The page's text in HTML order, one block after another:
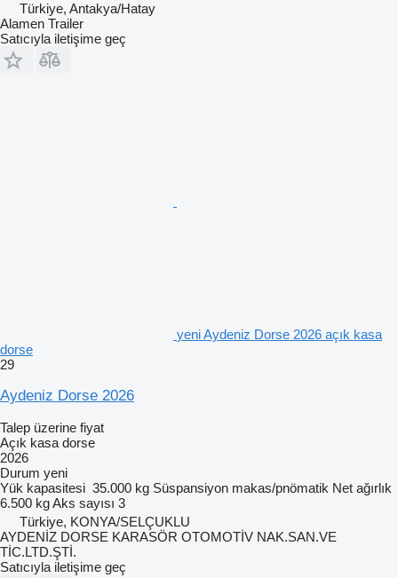
Türkiye, Antakya/Hatay
Alamen Trailer
Satıcıyla iletişime geç
yeni Aydeniz Dorse 2026 açık kasa
dorse
29
Aydeniz Dorse 2026
Talep üzerine fiyat
Açık kasa dorse
2026
Durum yeni
Yük kapasitesi 35.000 kg Süspansiyon makas/pnömatik Net ağırlık
6.500 kgAks sayısı 3
Türkiye, KONYA/SELÇUKLU
AYDENİZ DORSE KARASÖR OTOMOTİV NAK.SAN.VE
TİC.LTD.ŞTİ.
Satıcıyla iletişime geç